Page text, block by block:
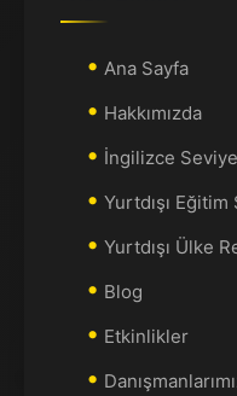
Ana Sayfa
Hakkımızda
İngilizce
Yurtdışı Eğitim
Yurtdışı Ülke
Blog
Etkinlikler